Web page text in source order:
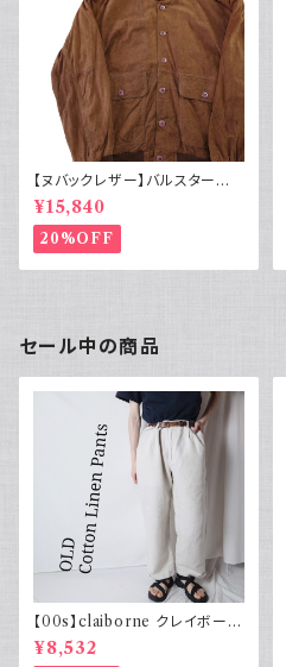
【ヌバックレザー】バルスター型
ブルゾンジャケット ヴァルスター
ヴィンテージ
¥15,840
20%OFF
セール中の商品
【00s】claiborne クレイボーン
リネンコットンパンツ ツータック
¥8,532